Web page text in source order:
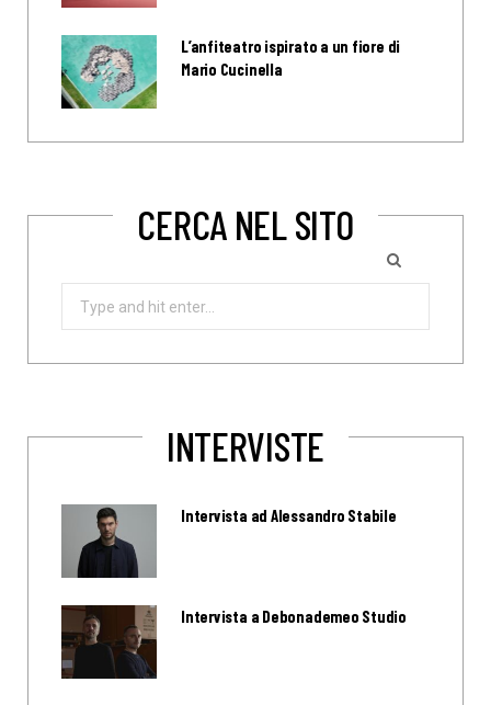
L’anfiteatro ispirato a un fiore di
Mario Cucinella
CERCA NEL SITO
INTERVISTE
Intervista ad Alessandro Stabile
Intervista a Debonademeo Studio